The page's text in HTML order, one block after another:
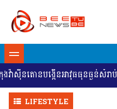
នបង្កើនអាវុធធុនធ្ងន់សំរាប់អ៊ុយក្រែន
LIFESTYLE